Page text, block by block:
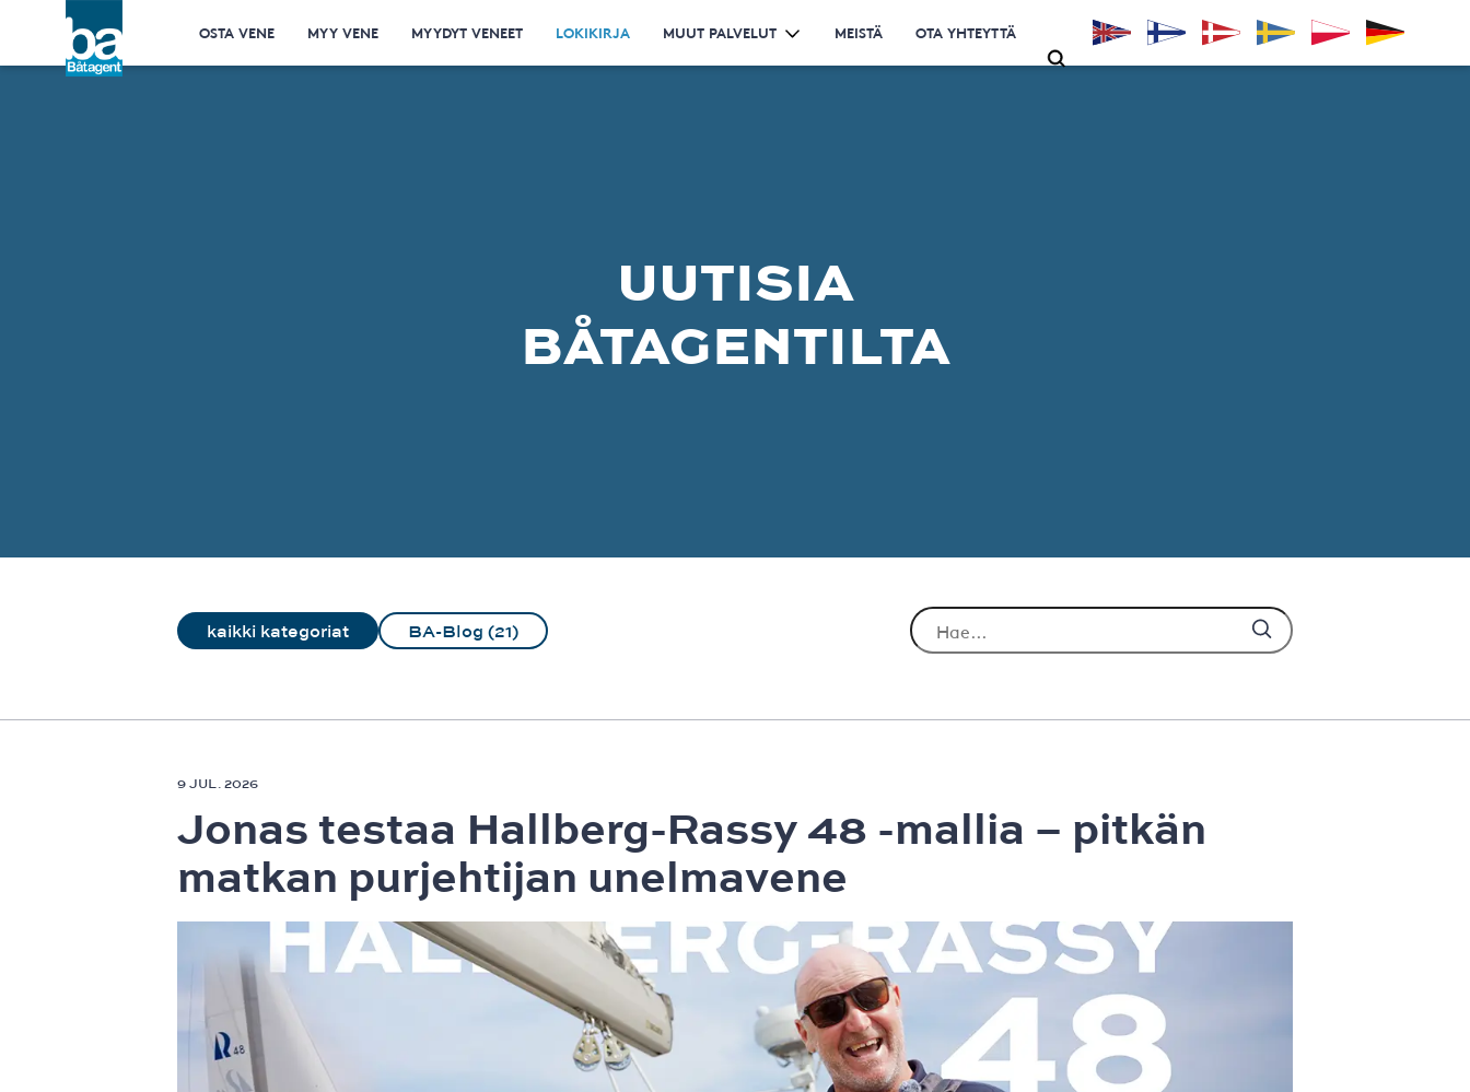
OSTA VENE MYY VENE MYYDYT VENEET LOKIKIRJA MUUT PALVELUT MEISTÄ OTA YHTEYTTÄ
UUTISIA
BÅTAGENTILTA
kaikki kategoriat BA-Blog (21)
9 JUL. 2026
Jonas testaa Hallberg-Rassy 48 -mallia – pitkän
matkan purjehtijan unelmavene